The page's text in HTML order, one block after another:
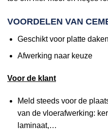
VOORDELEN VAN
Geschikt voor platte
Afwerking naar keuze
Voor de klant
Meld steeds voor de
van de vloerafwerking:
laminaat,…